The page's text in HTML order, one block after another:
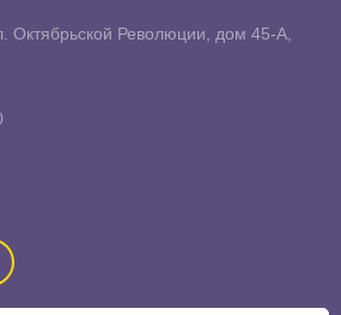
Октябрьской Революции, дом 45-А,